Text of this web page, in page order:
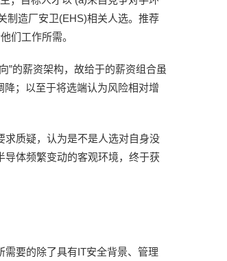
制造厂安卫(EHS)相关人选。推荐
们工作所需。
”的薪资架构，故给于的薪资组合虽
；以至于将选端认为风险相对增
求质疑，认为是不是人选对自身没
导体频繁变动的客观环境，终于获
要的除了具有IT安全背景、管理